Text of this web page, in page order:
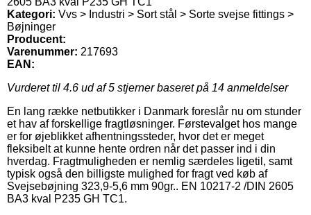
Kategori: Vvs > Industri > Sort stål > Sorte svejse fittings >
Bøjninger
Producent:
Varenummer: 217693
EAN:
Vurderet til 4.6 ud af 5 stjerner baseret på 14 anmeldelser
En lang række netbutikker i Danmark foreslår nu om stunder
et hav af forskellige fragtløsninger. Førstevalget hos mange
er for øjeblikket afhentningssteder, hvor det er meget
fleksibelt at kunne hente ordren når det passer ind i din
hverdag. Fragtmuligheden er nemlig særdeles ligetil, samt
typisk også den billigste mulighed for fragt ved køb af
Svejsebøjning 323,9-5,6 mm 90gr.. EN 10217-2 /DIN 2605
BA3 kval P235 GH TC1.